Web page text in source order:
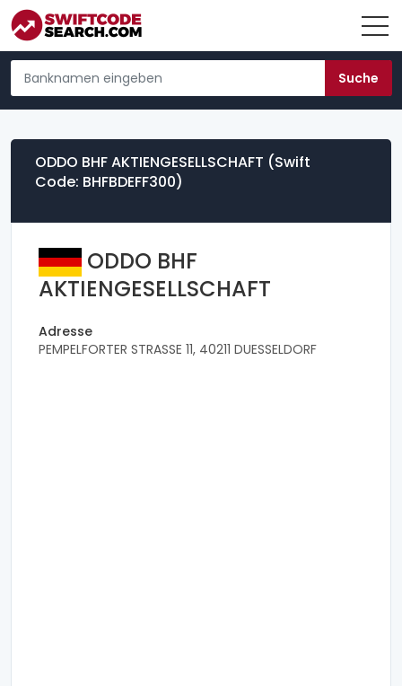
ODDO BHF AKTIENGESELLSCHAFT (Swift
Code: BHFBDEFF300)
ODDO BHF
AKTIENGESELLSCHAFT
Adresse
PEMPELFORTER STRASSE 11, 40211 DUESSELDORF